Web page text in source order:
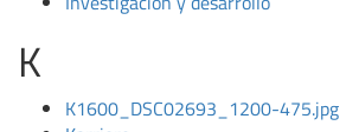
K
K1600_DSC02693_1200-475.jpg